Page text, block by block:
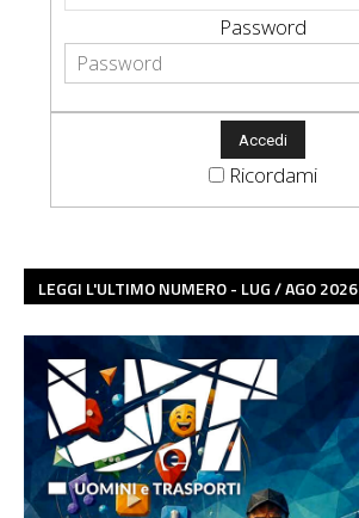
Password
Ricordami
LEGGI L'ULTIMO NUMERO - LUG / AGO 2026